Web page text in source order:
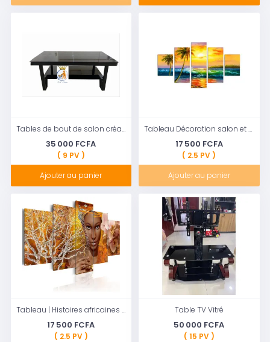
Tables de bout de salon créativité nordique Table basse carrée en acier métal en verre trempé étagère de rangement. Couleur: Noire
35 000 FCFA
( 9 PV )
Ajouter au panier
Tableau Décoration salon et chambre murale-05 pièces
17 500 FCFA
( 2.5 PV )
Ajouter au panier
Tableau | Histoires africaines | 100x50 | Tableau africain et ethnique | Personnages
17 500 FCFA
( 2.5 PV )
Table TV Vitré
50 000 FCFA
( 15 PV )